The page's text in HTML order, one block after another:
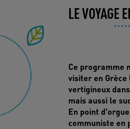
LE VOYAGE
Ce programme
visiter en
vertigineux
mais aussi le
En point
communiste en